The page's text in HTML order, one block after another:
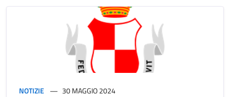
NOTIZIE 30 MAGGIO 2024